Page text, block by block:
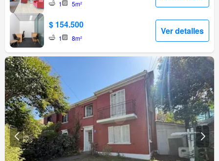
1 5m²
$ 154.500
1 8m²
Ver detalles